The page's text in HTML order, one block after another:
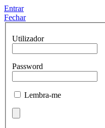
Entrar
Fechar
Utilizador
Password
Lembra-me